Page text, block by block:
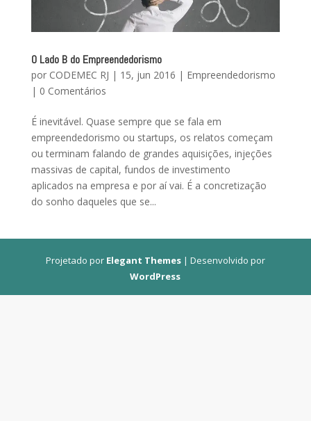
O Lado B do Empreendedorismo
por CODEMEC RJ | 15, jun 2016 | Empreendedorismo
| 0 Comentários
É inevitável. Quase sempre que se fala em
empreendedorismo ou startups, os relatos começam
ou terminam falando de grandes aquisições, injeções
massivas de capital, fundos de investimento
aplicados na empresa e por aí vai. É a concretização
do sonho daqueles que se...
Projetado por Elegant Themes| Desenvolvido por
WordPress